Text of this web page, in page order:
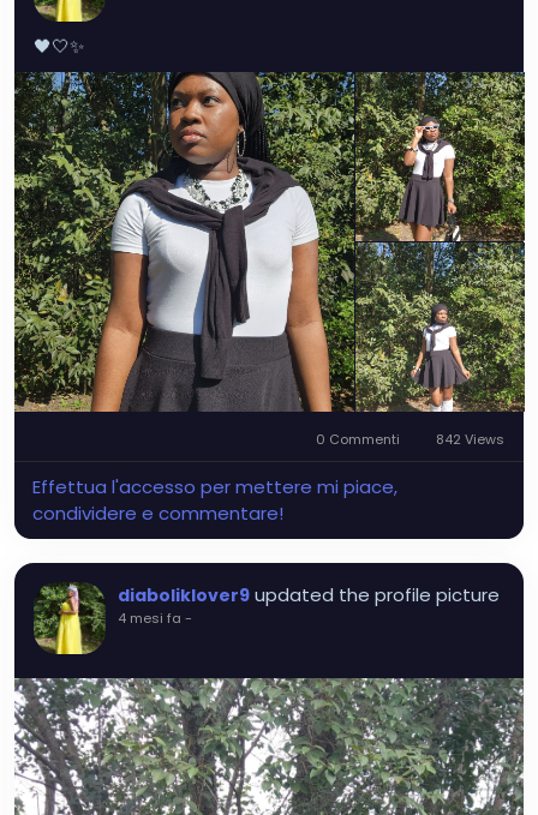
🖤🤍✨️
0 Commenti 842 Views
Effettua l'accesso per mettere mi piace,
condividere e commentare!
diaboliklover9 updated the profile picture
4 mesi fa -